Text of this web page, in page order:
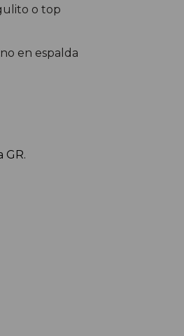
o top
en espalda
GR.